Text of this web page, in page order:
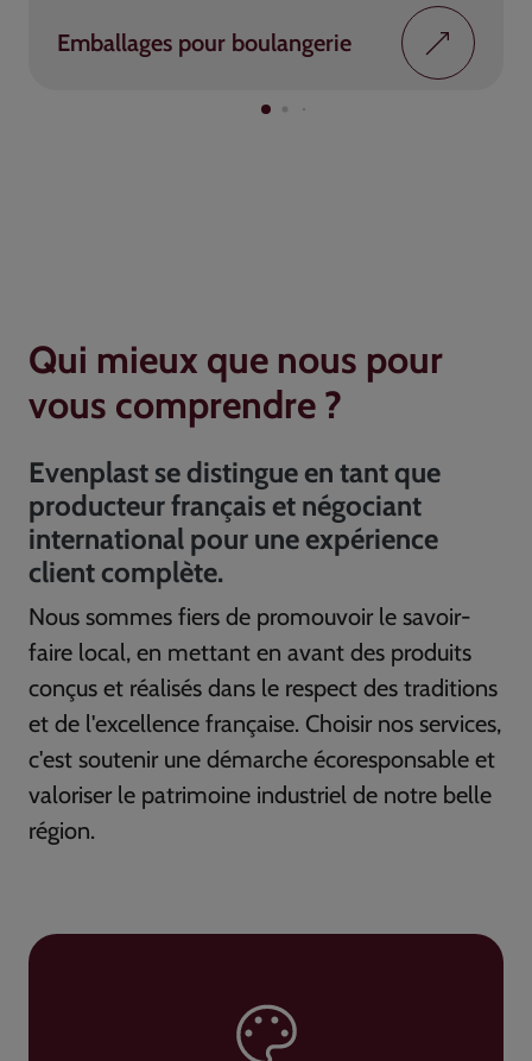
Emballages pour boulangerie
Qui mieux que nous pour
vous comprendre ?
Evenplast se distingue en tant que
producteur français et négociant
international pour une expérience
client complète.
Nous sommes fiers de promouvoir le savoir-
faire local, en mettant en avant des produits
conçus et réalisés dans le respect des traditions
et de l'excellence française. Choisir nos services,
c'est soutenir une démarche écoresponsable et
valoriser le patrimoine industriel de notre belle
région.